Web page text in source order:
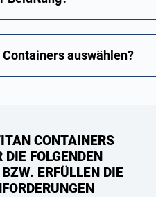
auswählen?
CONTAINERS
DIE FOLGENDEN
ERFÜLLEN DIE